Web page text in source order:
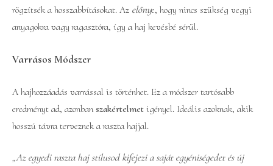
rögzítsék a hosszabbításokat. Az előnye, hogy nincs szükség vegyi
anyagokra vagy ragasztóra, így a haj kevésbé sérül.
Varrásos Módszer
A hajhozzáadás varrással is történhet. Ez a módszer tartósabb
eredményt ad, azonban szakértelmet igényel. Ideális azoknak, akik
hosszú távra terveznek a raszta hajjal.
„Az egyedi raszta haj stílusod kifejezi a saját egyéniségedet és új